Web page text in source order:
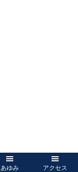
あゆみ アクセス